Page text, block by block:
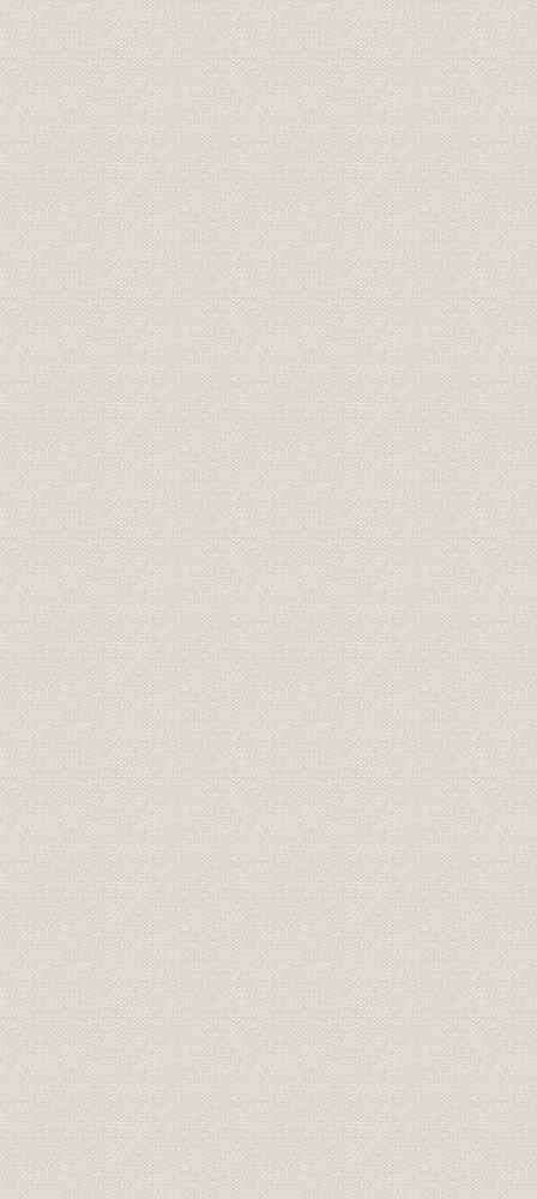
事業所
工場・石灰石事業所概要//石灰石
事業所
昭和62年3
事業所
工場・石灰石事業所概要//生産委
託会社
昭和62年3
事業所
工場・石灰石事業所概要//閉鎖工
場
昭和62年
財務・業績
当社工場別および全社セメント
生産数量
明治42年
財務・業績 当社鉱山別石灰石採掘数量 昭和25年
財務・業績
当社および全社セメント販売数
量
明治42年
財務・業績 当社地区別セメント販売数量 昭和25年
財務・業績
当社需要部門別セメント販売数
量
昭和26年
製品 営業取扱品目 昭和62年4
関係会社 特約販売店一覧 昭和62年9
関係会社 関係会社一覧 昭和62年3